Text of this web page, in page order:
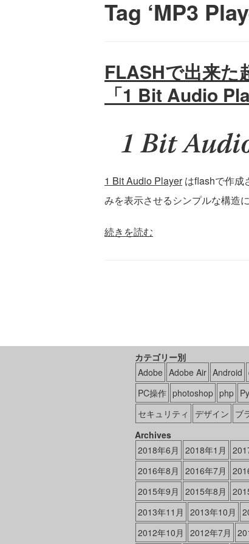
Tag ‘MP3
FLASHで出来た
「1 Bit Audio
1 Bit Audio Playerはflashで作成
みを表示させるシンプルな構造
続きを読む
カテゴリー別
Adobe Adobe Air Android
PC操作 photoshop php
セキュリティ
デザイン ブ
Archives
2018年6月
2018年1月
2016年8月
2016年7月
2015年9月
2015年8月
2013年11月
2013年10月
2012年10月
2012年7月